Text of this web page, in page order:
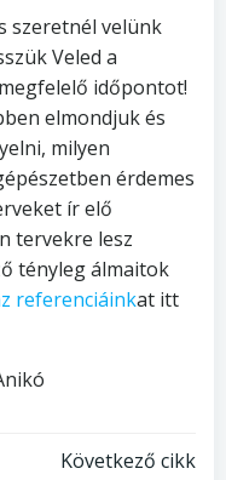
szeretnél velünk
Veled a
időpontot!
elmondjuk és
milyen
érdemes
ír elő
tervekre lesz
tényleg álmaitok
referenciáinkat itt
Következő cikk